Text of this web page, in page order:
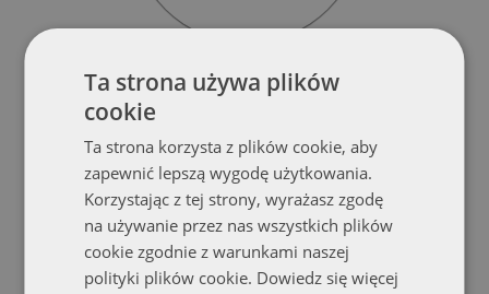
Solidność
Produkty z najlepszych materiałów
od renomowanych dostawców
Ta strona używa plików
cookie
Ta strona korzysta z plików cookie, aby
zapewnić lepszą wygodę użytkowania.
Korzystając z tej strony, wyrażasz zgodę
na używanie przez nas wszystkich plików
cookie zgodnie z warunkami naszej
polityki plików cookie. Dowiedz się więcej